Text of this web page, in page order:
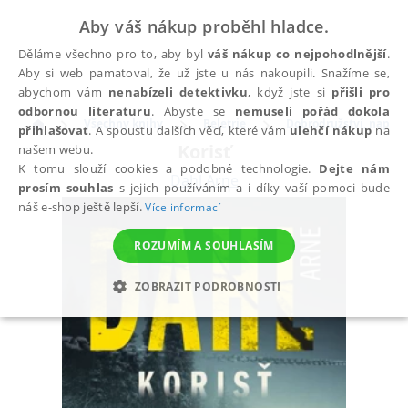
Všechny knihy Beletrie Dobrodružství,
Dahl Arne
Aby váš nákup proběhl hladce.
Děláme všechno pro to, aby bylváš nákup co nejpohodlnější.
Aby si web pamatoval, že už jste u nás nakoupili. Snažíme se,
abychom vám nenabízeli detektivku, když jste si přišli pro
odbornou literaturu. Abyste se nemuseli pořád dokola
přihlašovat. A spoustu dalších věcí, které vám ulehčí nákup na
našem webu.
K tomu slouží cookies a podobné technologie. Dejte nám
prosím souhlas s jejich používáním a i díky vaší pomoci bude
náš e-shop ještě lepší.Více informací
ROZUMÍM A SOUHLASÍM
ZOBRAZIT PODROBNOSTI
NEZBYTNÉ ANALYTICKÉ MARKETINGOVÉ
FUNKČNÍ NEZAŘAZENÉ SOUBORY